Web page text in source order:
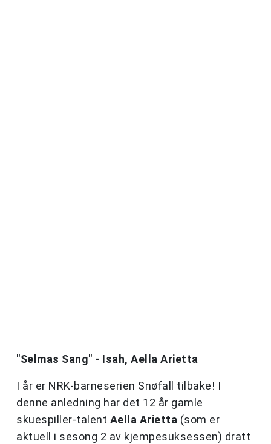
"Selmas Sang" - Isah, Aella Arietta
I år er NRK-barneserien Snøfall tilbake! I
denne anledning har det 12 år gamle
skuespiller-talent Aella Arietta (som er
aktuell i sesong 2 av kjempesuksessen) dratt